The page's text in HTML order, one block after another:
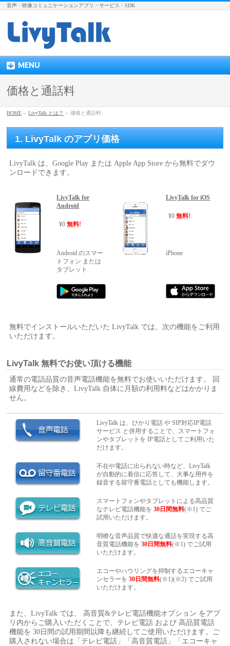
音声・映像コミュニケーションアプリ・サービス・SDK
MENU
価格と通話料
HOME » LivyTalk とは？ » 価格と通話料
1. LivyTalk のアプリ価格
LivyTalk は、Google Play または Apple App Store から無料でダウ
ンロードできます。
LivyTalk for
Android
¥0無料!
LivyTalk for iOS
¥0無料!
Android のスマー
トフォン または
タブレット
iPhone
無料でインストールいただいた LivyTalk では、次の機能をご利用
いただけます。
LivyTalk 無料でお使い頂ける機能
通常の電話品質の音声電話機能を無料でお使いいただけます。 回
線費用などを除き、LivyTalk 自体に月額の利用料などはかかりま
せん。
LivyTalk は、ひかり電話 や SIP対応IP電話
サービス と併用することで、スマートフォ
ンやタブレットを IP電話としてご利用いた
だけます。
不在や電話に出られない時など、LivyTalk
が自動的に着信に応答して、大事な用件を
録音する留守番電話としても機能します。
スマートフォンやタブレットによる高品質
なテレビ電話機能を30日間無料(※1) でご
試用いただけます。
明瞭な音声品質で快適な通話を実現する高
音質電話機能を30日間無料(※1) でご試用
いただけます。
エコーやハウリングを抑制するエコーキャ
ンセラーを30日間無料(※1)(※2) でご試用
いただけます。
また、LivyTalk では、 高音質&テレビ電話機能オプション をアプ
リ内からご購入いただくことで、テレビ電話 および 高品質電話
機能を 30日間の試用期間以降も継続してご使用いただけます。ご
購入されない場合は「テレビ電話」「高音質電話」「エコーキャ